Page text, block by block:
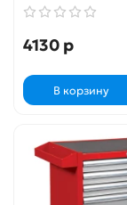
4130 р
В корзину